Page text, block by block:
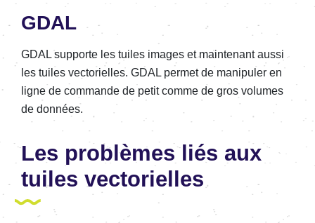
GDAL
GDAL supporte les tuiles images et maintenant aussi
les tuiles vectorielles. GDAL permet de manipuler en
ligne de commande de petit comme de gros volumes
de données.
Les problèmes liés aux
tuiles vectorielles